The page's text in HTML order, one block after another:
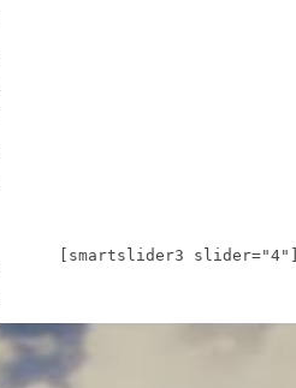
[smartslider3 slider="4"]